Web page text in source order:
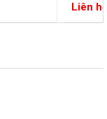
Liên hệ